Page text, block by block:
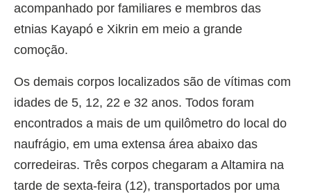
acompanhado por familiares e membros das
etnias Kayapó e Xikrin em meio a grande
comoção.
Os demais corpos localizados são de vítimas com
idades de 5, 12, 22 e 32 anos. Todos foram
encontrados a mais de um quilômetro do local do
naufrágio, em uma extensa área abaixo das
corredeiras. Três corpos chegaram a Altamira na
tarde de sexta-feira (12), transportados por uma